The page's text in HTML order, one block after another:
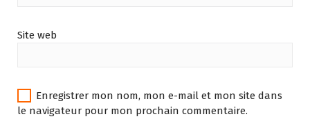
Site web
Enregistrer mon nom, mon e-mail et mon site dans
le navigateur pour mon prochain commentaire.